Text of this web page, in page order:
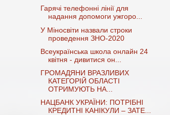
Гарячі телефонні лінії для
надання допомоги ужгоро...
У Міносвіти назвали строки
проведення ЗНО-2020
Всеукраїнська школа онлайн 24
квітня - дивитися он...
ГРОМАДЯНИ ВРАЗЛИВИХ
КАТЕГОРІЙ ОБЛАСТІ
ОТРИМУЮТЬ НА...
НАЦБАНК УКРАЇНИ: ПОТРІБНІ
КРЕДИТНІ КАНІКУЛИ – ЗАТЕ...